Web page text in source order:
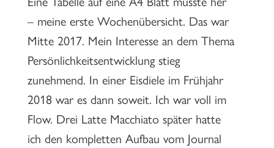
– meine erste Wochenübersicht. Das war
Mitte 2017. Mein Interesse an dem Thema
Persönlichkeitsentwicklung stieg
zunehmend. In einer Eisdiele im Frühjahr
2018 war es dann soweit. Ich war voll im
Flow. Drei Latte Macchiato später hatte
ich den kompletten Aufbau vom Journal